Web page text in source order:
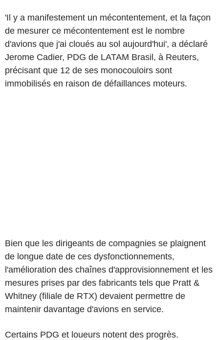
'Il y a manifestement un mécontentement, et la façon
de mesurer ce mécontentement est le nombre
d'avions que j'ai cloués au sol aujourd'hui', a déclaré
Jerome Cadier, PDG de LATAM Brasil, à Reuters,
précisant que 12 de ses monocouloirs sont
immobilisés en raison de défaillances moteurs.
Bien que les dirigeants de compagnies se plaignent
de longue date de ces dysfonctionnements,
l'amélioration des chaînes d'approvisionnement et les
mesures prises par des fabricants tels que Pratt &
Whitney (filiale de RTX) devaient permettre de
maintenir davantage d'avions en service.
Certains PDG et loueurs notent des progrès.